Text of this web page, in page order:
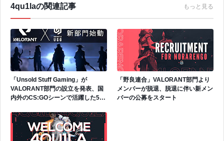
4qu1laの関連記事 もっと見る
「Unsold Stuff Gaming」が
VALORANT部門の設立を発表、国
内外のCS:GOシーンで活躍した5人
「野良連合」VALORANT部門より
メンバーが脱退、脱退に伴い新メン
バーの公募をスタート